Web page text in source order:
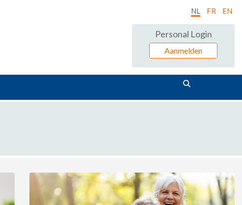
NL FR EN
Personal Login
Aanmelden